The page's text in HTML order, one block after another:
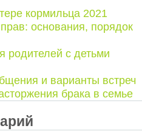
кормильца 2021
основания, порядок
родителей с детьми
и варианты встреч
брака в семье